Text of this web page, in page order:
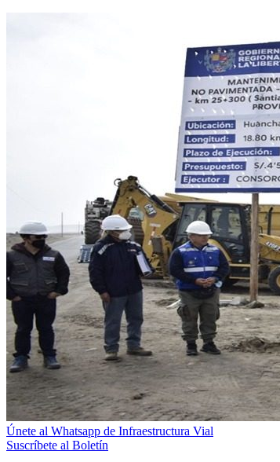
Únete al Whatsapp de Infraestructura Vial
Suscríbete al Boletín